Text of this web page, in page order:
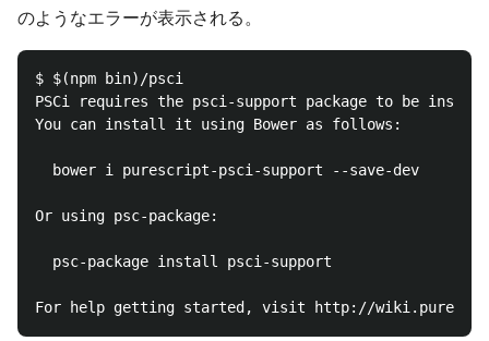
のようなエラーが表示される。
$ $(npm bin)/psci
PSCi requires the psci-support package to be
You can install it using Bower as follows:
  bower i purescript-psci-support --save-dev
Or using psc-package:
  psc-package install psci-support